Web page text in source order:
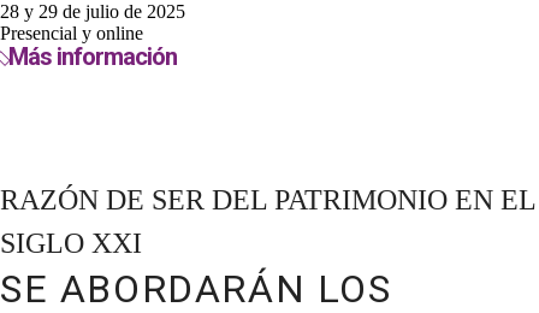
28 y 29 de julio de 2025
Presencial y online
Más información
RAZÓN DE SER DEL PATRIMONIO EN EL
SIGLO XXI
SE ABORDARÁN LOS